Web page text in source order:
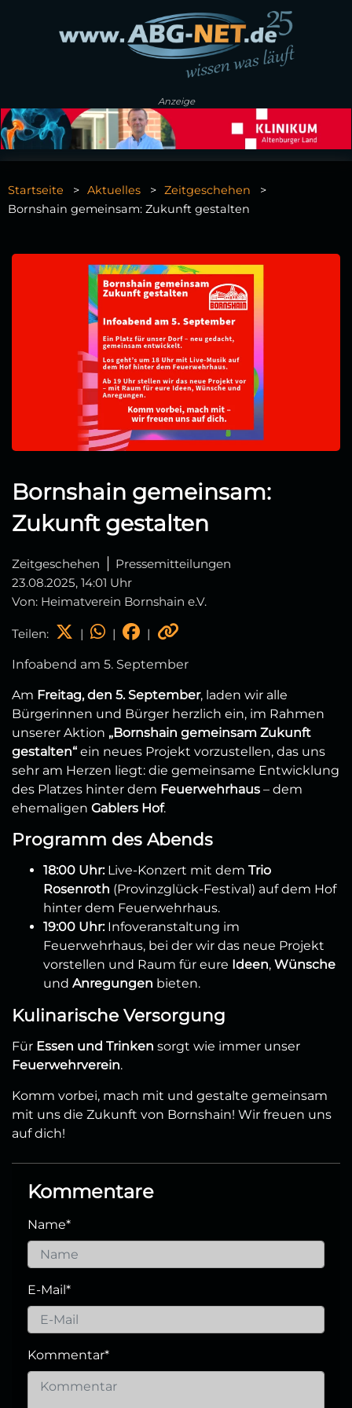
Anzeige
Startseite Aktuelles
Zeitgeschehen
Bornshain gemeinsam: Zukunft gestalten
Bornshain gemeinsam:
Zukunft gestalten
Zeitgeschehen
Pressemitteilungen
23.08.2025, 14:01 Uhr
Von: Heimatverein Bornshain e.V.
Teilen: | | |
Infoabend am 5. September
Am Freitag, den 5. September, laden wir alle
Bürgerinnen und Bürger herzlich ein, im Rahmen
unserer Aktion „Bornshain gemeinsam Zukunft
gestalten“ ein neues Projekt vorzustellen, das uns
sehr am Herzen liegt: die gemeinsame Entwicklung
des Platzes hinter dem Feuerwehrhaus – dem
ehemaligen Gablers Hof.
Programm des Abends
18:00 Uhr:Live-Konzert mit dem Trio
Rosenroth (Provinzglück-Festival) auf dem Hof
hinter dem Feuerwehrhaus.
19:00 Uhr:Infoveranstaltung im
Feuerwehrhaus, bei der wir das neue Projekt
vorstellen und Raum für eure Ideen, Wünsche
und Anregungen bieten.
Kulinarische Versorgung
Für Essen und Trinken sorgt wie immer unser
Feuerwehrverein.
Komm vorbei, mach mit und gestalte gemeinsam
mit uns die Zukunft von Bornshain! Wir freuen uns
auf dich!
Kommentare
Name*
E-Mail *
Kommentar*